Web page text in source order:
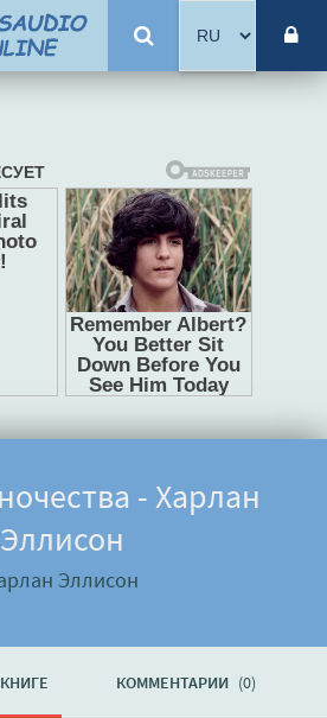
- Харлан
Эллисон
Эллисон
КОММЕНТАРИИ (0)